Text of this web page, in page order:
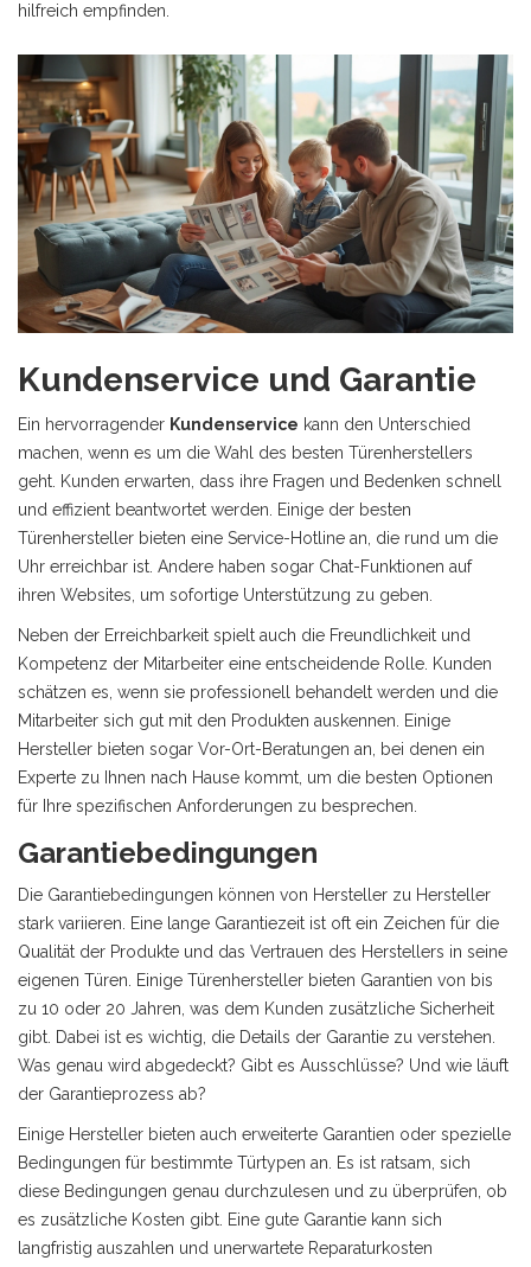
hilfreich empfinden.
Kundenservice und Garantie
Ein hervorragender Kundenservice kann den Unterschied
machen, wenn es um die Wahl des besten Türenherstellers
geht. Kunden erwarten, dass ihre Fragen und Bedenken schnell
und effizient beantwortet werden. Einige der besten
Türenhersteller bieten eine Service-Hotline an, die rund um die
Uhr erreichbar ist. Andere haben sogar Chat-Funktionen auf
ihren Websites, um sofortige Unterstützung zu geben.
Neben der Erreichbarkeit spielt auch die Freundlichkeit und
Kompetenz der Mitarbeiter eine entscheidende Rolle. Kunden
schätzen es, wenn sie professionell behandelt werden und die
Mitarbeiter sich gut mit den Produkten auskennen. Einige
Hersteller bieten sogar Vor-Ort-Beratungen an, bei denen ein
Experte zu Ihnen nach Hause kommt, um die besten Optionen
für Ihre spezifischen Anforderungen zu besprechen.
Garantiebedingungen
Die Garantiebedingungen können von Hersteller zu Hersteller
stark variieren. Eine lange Garantiezeit ist oft ein Zeichen für die
Qualität der Produkte und das Vertrauen des Herstellers in seine
eigenen Türen. Einige Türenhersteller bieten Garantien von bis
zu 10 oder 20 Jahren, was dem Kunden zusätzliche Sicherheit
gibt. Dabei ist es wichtig, die Details der Garantie zu verstehen.
Was genau wird abgedeckt? Gibt es Ausschlüsse? Und wie läuft
der Garantieprozess ab?
Einige Hersteller bieten auch erweiterte Garantien oder spezielle
Bedingungen für bestimmte Türtypen an. Es ist ratsam, sich
diese Bedingungen genau durchzulesen und zu überprüfen, ob
es zusätzliche Kosten gibt. Eine gute Garantie kann sich
langfristig auszahlen und unerwartete Reparaturkosten